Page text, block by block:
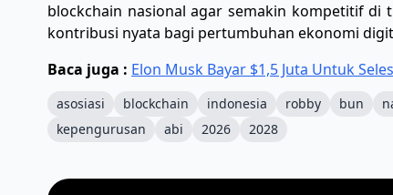
blockchain nasional agar semakin kompetitif
kontribusi nyata bagi pertumbuhan ekonomi
Baca juga : Elon Musk Bayar $1,5 Juta Untuk
asosiasi blockchain indonesia robby bun
kepengurusan
abi 2026 2028